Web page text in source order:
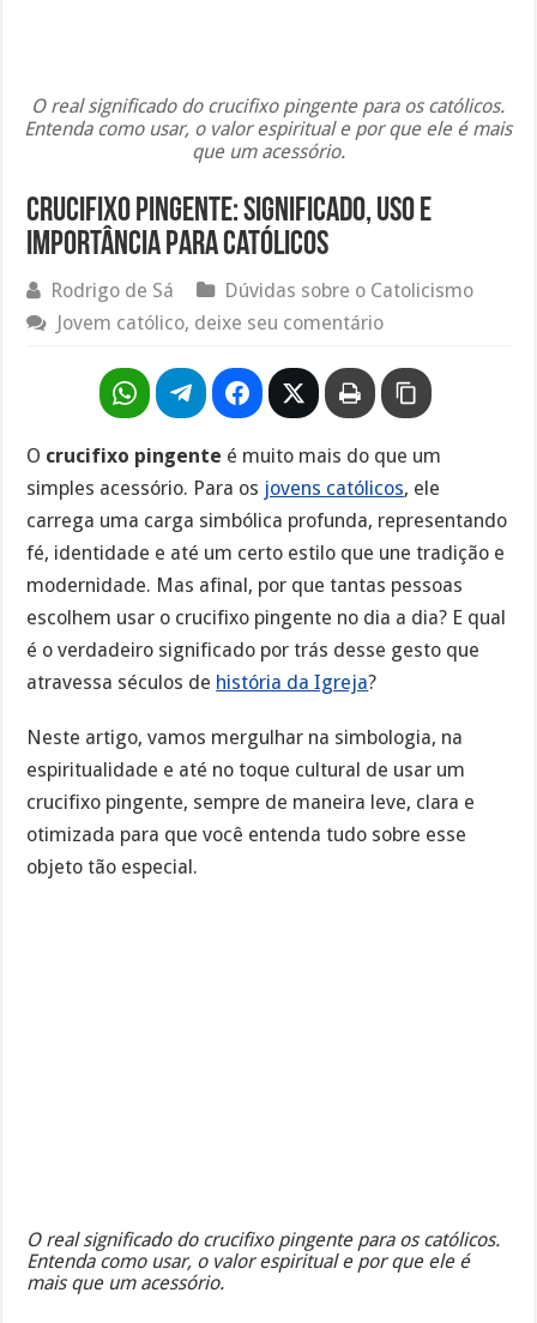
O real significado do crucifixo pingente para os católicos.
Entenda como usar, o valor espiritual e por que ele é mais
que um acessório.
Crucifixo Pingente: Significado, uso e
importância para católicos
Rodrigo de Sá
Dúvidas sobre o Catolicismo
Jovem católico, deixe seu comentário
O crucifixo pingente é muito mais do que um
simples acessório. Para os jovens católicos, ele
carrega uma carga simbólica profunda, representando
fé, identidade e até um certo estilo que une tradição e
modernidade. Mas afinal, por que tantas pessoas
escolhem usar o crucifixo pingente no dia a dia? E qual
é o verdadeiro significado por trás desse gesto que
atravessa séculos de história da Igreja?
Neste artigo, vamos mergulhar na simbologia, na
espiritualidade e até no toque cultural de usar um
crucifixo pingente, sempre de maneira leve, clara e
otimizada para que você entenda tudo sobre esse
objeto tão especial.
O real significado do crucifixo pingente para os católicos.
Entenda como usar, o valor espiritual e por que ele é
mais que um acessório.